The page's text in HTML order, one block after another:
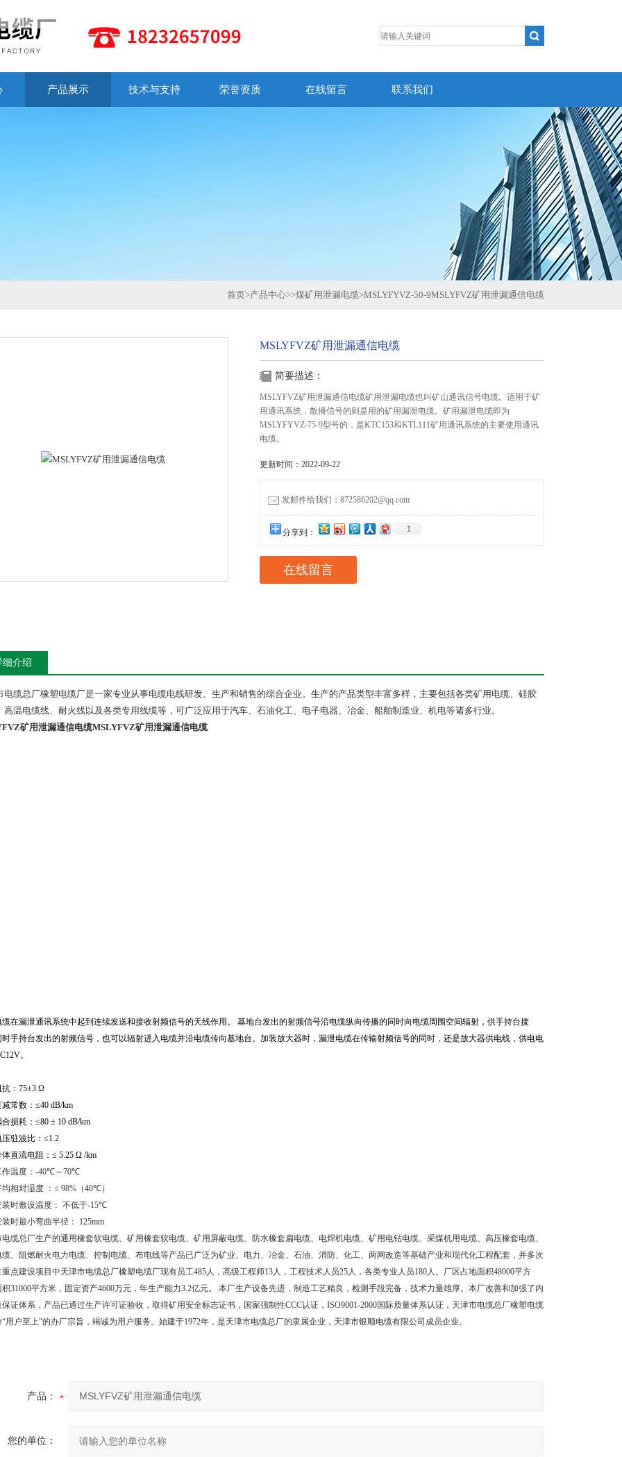
产品展示 技术与支持 荣誉资质 在线留言 联系我们
首页>产品中心>>煤矿用泄漏电缆>MSLYFYVZ-50-9MSLYFVZ矿用泄漏通信电缆
MSLYFVZ矿用泄漏通信电缆
简要描述：
MSLYFVZ矿用泄漏通信电缆矿用泄漏电缆也叫矿山通讯信号电缆。适用于矿
用通讯系统，散播信号的则是用的矿用漏泄电缆。矿用漏泄电缆即为
MSLYFYVZ-75-9型号的，是KTC153和KTL111矿用通讯系统的主要使用通讯
电缆。
更新时间：2022-09-22
发邮件给我们：872586202@qq.com
分享到： 1
在线留言
细介绍
电缆总厂橡塑电缆厂是一家专业从事电缆电线研发、生产和销售的综合企业。生产的产品类型丰富多样，主要包括各类矿用电缆、硅胶
高温电缆线、耐火线以及各类专用线缆等，可广泛应用于汽车、石油化工、电子电器、冶金、船舶制造业、机电等诸多行业。
矿用泄漏通信电缆MSLYFVZ矿用泄漏通信电缆
在漏泄通讯系统中起到连续发送和接收射频信号的天线作用。
基地台发出的射频信号沿电缆纵向传播的同时向电缆周围空间辐射，供手持台接
时手持台发出的射频信号，也可以辐射进入电缆并沿电缆传向基地台。加装放大器时，漏泄电缆在传输射频信号的同时，还是放大器供电线，供电电
。
： 75±3 Ω
常数：≤40 dB/km
损耗：≤80 ± 10 dB/km
驻波比：≤1.2
流电阻：≤ 5.25 Ω /km
温度： -40℃～70℃
相对湿度 ：≤ 98% （40℃）
敷设温度： 不低于-15℃
最小弯曲半径：
125mm
电缆总厂生产的通用橡套软电缆、矿用橡套软电缆、矿用屏蔽电缆、防水橡套扁电缆、电焊机电缆、矿用电钻电缆、采煤机用电缆、高压橡套电缆、
缆、阻燃耐火电力电缆、控制电缆、布电线等产品已广泛为矿业、电力、冶金、石油、消防、化工、两网改造等基础产业和现代化工程配套，并多次
重点建设项目中天津市电缆总厂橡塑电缆厂现有员工485人，高级工程师13人，工程技术人员25人，各类专业人员180人。厂区占地面积48000平方
积31000平方米，固定资产4600万元，年生产能力3.2亿元。
本厂生产设备先进，制造工艺精良，检测手段完备，技术力量雄厚。本厂改善和加强了内
保证体系，产品已通过生产许可证验收，取得矿用安全标志证书，国家强制性CCC认证， ISO9001-2000国际质量体系认证，天津市电缆总厂橡塑电缆
“用户至上"的办厂宗旨，竭诚为用户服务。始建于1972年，是天津市电缆总厂的隶属企业，天津市银顺电缆有限公司成员企业。
产品：
您的单位：